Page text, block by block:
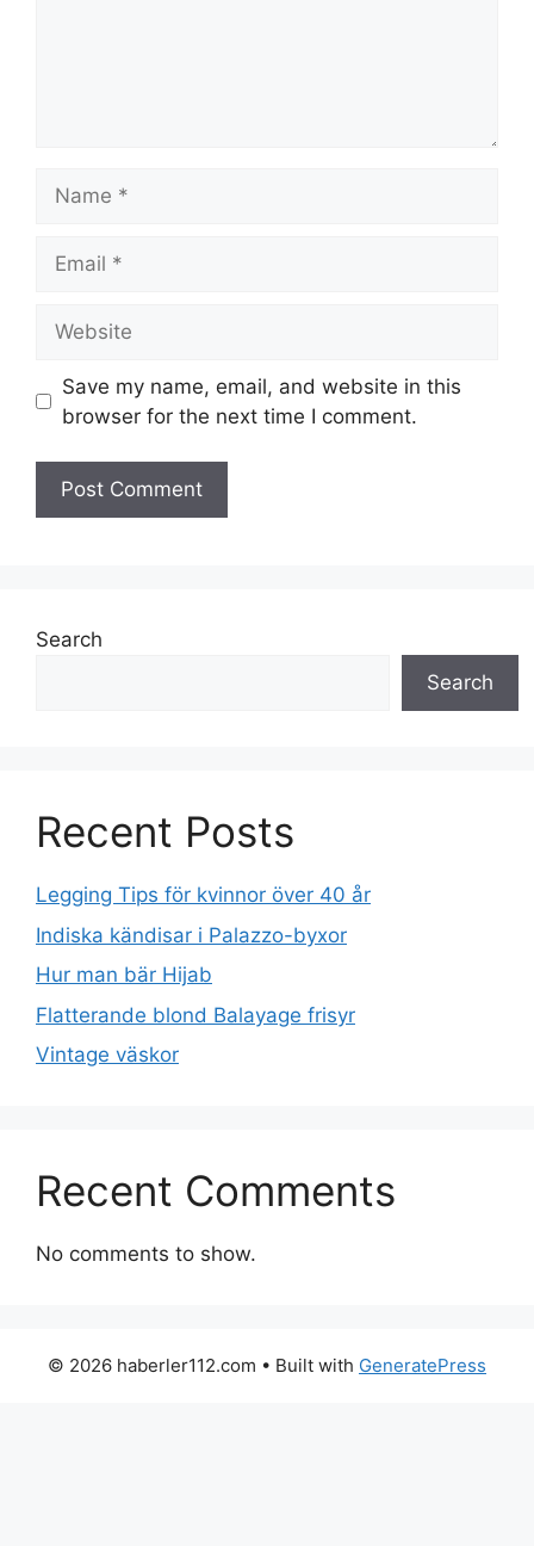
Save my name, email, and website in this
browser for the next time I comment.
Search
Search
Recent Posts
Legging Tips för kvinnor över 40 år
Indiska kändisar i Palazzo-byxor
Hur man bär Hijab
Flatterande blond Balayage frisyr
Vintage väskor
Recent Comments
No comments to show.
© 2026 haberler112.com • Built with GeneratePress